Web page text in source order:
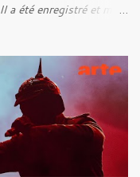
a été enregistré et mixé
Beyond 06. The